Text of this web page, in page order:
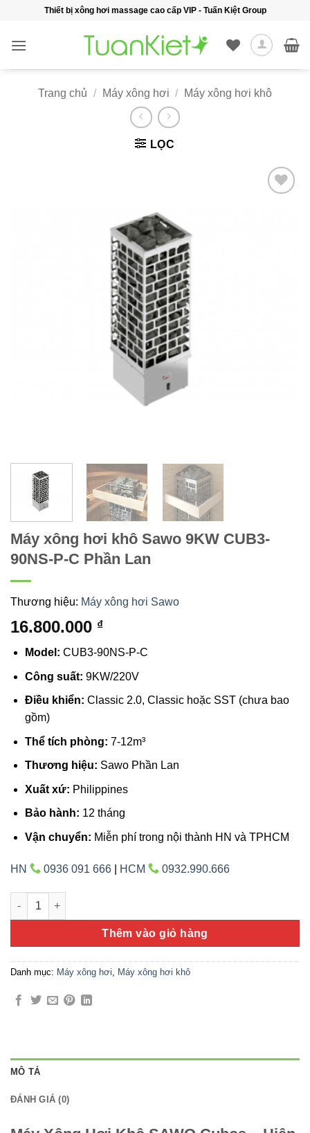
nội
Thiết bị xông hơi massage cao cấp VIP - Tuấn Kiệt Group
Trang chủ / Máy xông hơi / Máy xông hơi khô
LỌC
Máy xông hơi khô Sawo 9KW CUB3-
90NS-P-C Phần Lan
Thương hiệu: Máy xông hơi Sawo
16.800.000 ₫
Model: CUB3-90NS-P-C
Công suất: 9KW/220V
Điều khiển: Classic 2.0, Classic hoặc SST (chưa bao
gồm)
Thể tích phòng: 7-12m³
Thương hiệu: Sawo Phần Lan
Xuất xứ: Philippines
Bảo hành: 12 tháng
Vận chuyển: Miễn phí trong nội thành HN và TPHCM
HN 0936 091 666 HCM 0932.990.666
Máy xông hơi khô Sawo 9KW CUB3-90NS-P-C Phần Lan số
Thêm vào giỏ hàng
Danh mục: Máy xông hơi Máy xông hơi khô
MÔ TẢ
ĐÁNH GIÁ (0)